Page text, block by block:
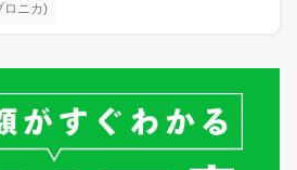
ロニカ)